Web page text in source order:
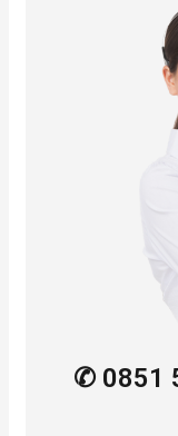
✆ 0851